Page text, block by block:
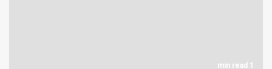
1 min read